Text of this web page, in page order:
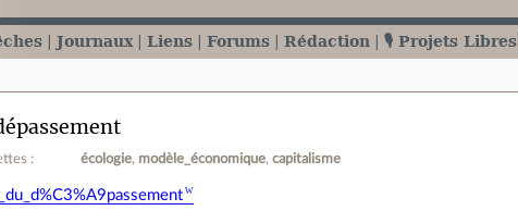
Journaux Liens Forums Rédaction 🎙️ Projets Libres
: écologie modèle_économique capitalisme